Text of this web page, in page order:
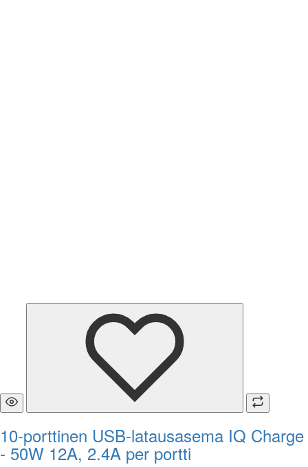
10-porttinen USB-latausasema IQ Charge
- 50W 12A, 2.4A per portti